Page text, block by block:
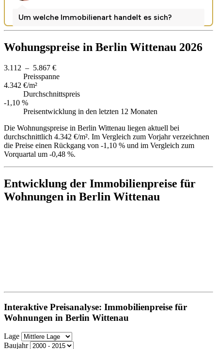
Wohungspreise in Berlin Wittenau 2026
3.112 – 5.867 €
Preisspanne
4.342 €/m²
Durchschnittspreis
-1,10 %
Preisentwicklung in den letzten 12 Monaten
Die Wohnungspreise in Berlin Wittenau liegen aktuell bei
durchschnittlich 4.342 €/m². Im Vergleich zum Vorjahr verzeichnen
die Preise einen Rückgang von -1,10 % und im Vergleich zum
Vorquartal um -0,48 %.
Entwicklung der Immobilienpreise für
Wohnungen in Berlin Wittenau
Interaktive Preisanalyse: Immobilienpreise für
Wohnungen in Berlin Wittenau
Lage
Baujahr